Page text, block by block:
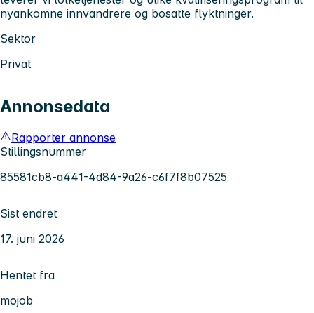
nyankomne innvandrere og bosatte flyktninger.
Sektor
Privat
Annonsedata
Rapporter annonse
Stillingsnummer
85581cb8-a441-4d84-9a26-c6f7f8b07525
Sist endret
17. juni 2026
Hentet fra
mojob